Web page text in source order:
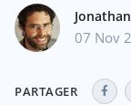
07 Nov
PARTAGER